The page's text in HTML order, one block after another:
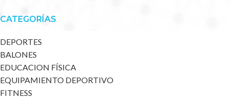
CATEGORÍAS
DEPORTES
BALONES
EDUCACION FÍSICA
EQUIPAMIENTO DEPORTIVO
FITNESS